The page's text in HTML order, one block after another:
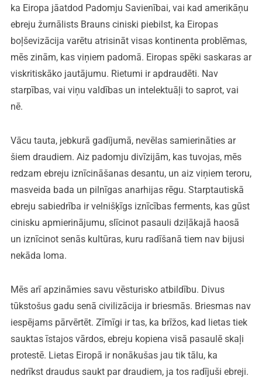
ka Eiropa jāatdod Padomju Savienībai, vai kad amerikāņu
ebreju žurnālists Brauns ciniski piebilst, ka Eiropas
boļševizācija varētu atrisināt visas kontinenta problēmas,
mēs zinām, kas viņiem padomā. Eiropas spēki saskaras ar
viskritiskāko jautājumu. Rietumi ir apdraudēti. Nav
starpības, vai viņu valdības un intelektuāļi to saprot, vai
nē.
Vācu tauta, jebkurā gadījumā, nevēlas samierināties ar
šiem draudiem. Aiz padomju divīzijām, kas tuvojas, mēs
redzam ebreju iznīcināšanas desantu, un aiz viņiem teroru,
masveida bada un pilnīgas anarhijas rēgu. Starptautiskā
ebreju sabiedrība ir velnišķīgs iznīcības ferments, kas gūst
cinisku apmierinājumu, slīcinot pasauli dziļākajā haosā
un iznīcinot senās kultūras, kuru radīšanā tiem nav bijusi
nekāda loma.
Mēs arī apzināmies savu vēsturisko atbildību. Divus
tūkstošus gadu senā civilizācija ir briesmās. Briesmas nav
iespējams pārvērtēt. Zīmīgi ir tas, ka brīžos, kad lietas tiek
sauktas īstajos vārdos, ebreju kopiena visā pasaulē skaļi
protestē. Lietas Eiropā ir nonākušas jau tik tālu, ka
nedrīkst draudus saukt par draudiem, ja tos radījuši ebreji.